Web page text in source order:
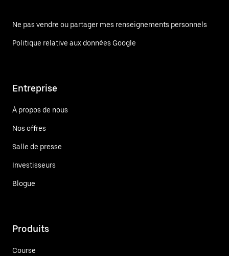
Ne pas vendre ou partager mes renseignements personnels
Politique relative aux données Google
Entreprise
À propos de nous
Nos offres
Salle de presse
Investisseurs
Blogue
Produits
Course